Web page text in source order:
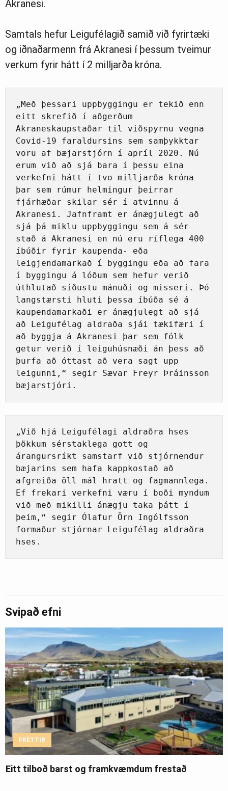
Akranesi.
Samtals hefur Leigufélagið samið við fyrirtæki
og iðnaðarmenn frá Akranesi í þessum tveimur
verkum fyrir hátt í 2 milljarða króna.
„Með þessari uppbyggingu er tekið enn
eitt skrefið í aðgerðum
Akraneskaupstaðar til viðspyrnu vegna
Covid-19 faraldursins sem samþykktar
voru af bæjarstjórn í apríl 2020. Nú
erum við að sjá bara í þessu eina
verkefni hátt í tvo milljarða króna
þar sem rúmur helmingur þeirrar
fjárhæðar skilar sér í atvinnu á
Akranesi. Jafnframt er ánægjulegt að
sjá þá miklu uppbyggingu sem á sér
stað á Akranesi en nú eru ríflega 400
íbúðir fyrir kaupenda- eða
leigjendamarkað í byggingu eða að fara
í byggingu á lóðum sem hefur verið
úthlutað síðustu mánuði og misseri. Þó
langstærsti hluti þessa íbúða sé á
kaupendamarkaði er ánægjulegt að sjá
að Leigufélag aldraða sjái tækifæri í
að byggja á Akranesi þar sem fólk
getur verið í leiguhúsnæði án þess að
þurfa að óttast að vera sagt upp
leigunni,“ segir Sævar Freyr Þráinsson
bæjarstjóri.
„Við hjá Leigufélagi aldraðra hses
þökkum sérstaklega gott og
árangursríkt samstarf við stjórnendur
bæjarins sem hafa kappkostað að
afgreiða öll mál hratt og fagmannlega.
Ef frekari verkefni væru í boði myndum
við með mikilli ánægju taka þátt í
þeim,“ segir Ólafur Örn Ingólfsson
formaður stjórnar Leigufélag aldraðra
hses.
Svipað efni
FRÉTTIR
Eitt tilboð barst og framkvæmdum frestað